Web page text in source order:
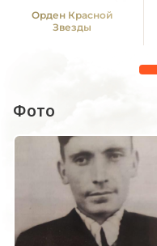
Орден Красной
Звезды
Фото